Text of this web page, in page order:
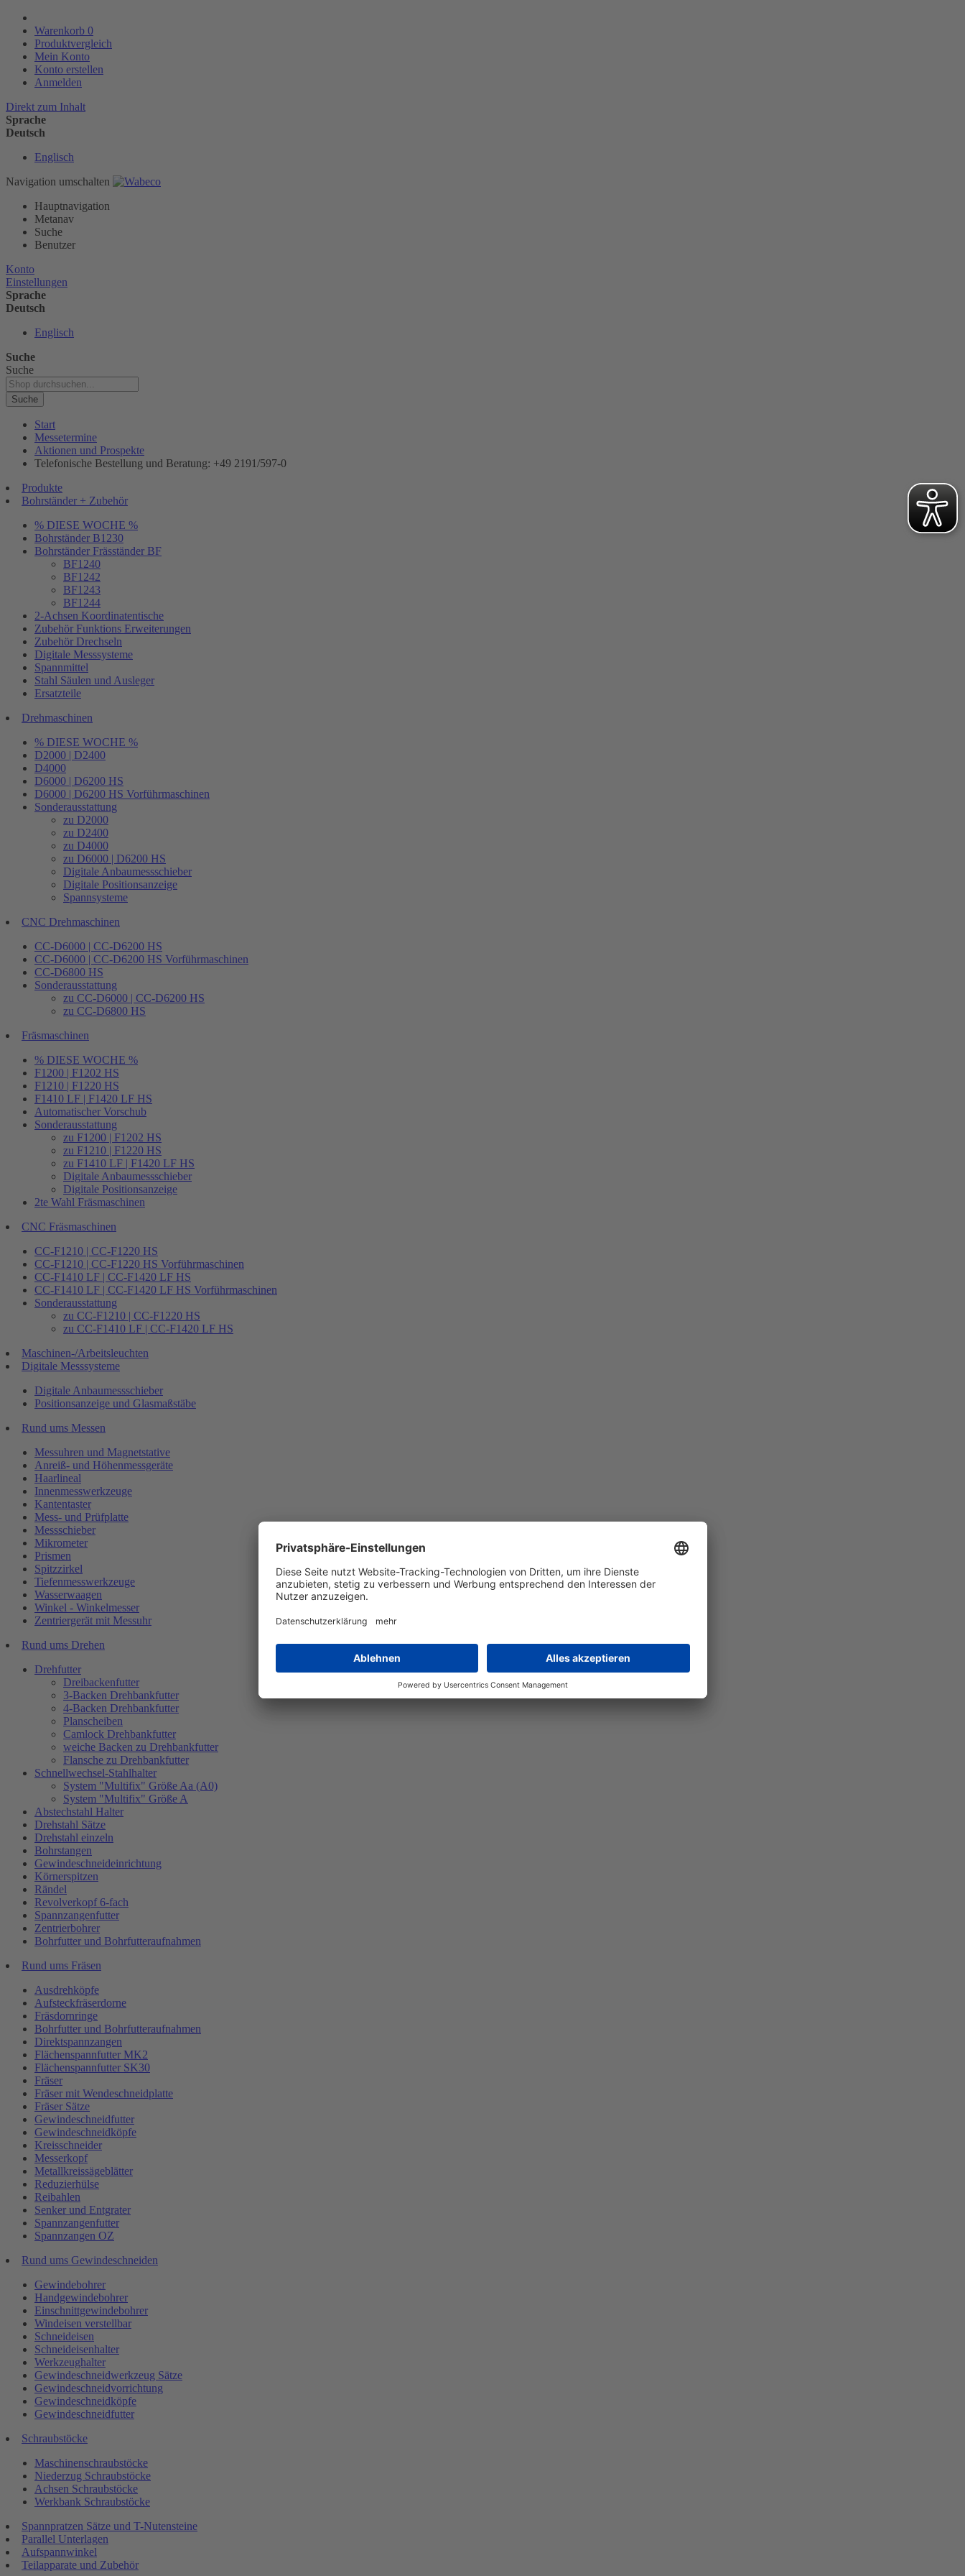
Warenkorb 0
Produktvergleich
Mein Konto
Konto erstellen
Anmelden
Direkt zum Inhalt
Sprache
Deutsch
Englisch
Navigation umschalten
Hauptnavigation
Metanav
Suche
Benutzer
Konto
Einstellungen
Sprache
Deutsch
Englisch
Suche
Suche
Suche
Start
Messetermine
Aktionen und Prospekte
Telefonische Bestellung und Beratung: +49 2191/597-0
Produkte
Bohrständer + Zubehör
% DIESE WOCHE %
Bohrständer B1230
Bohrständer Fräsständer BF
BF1240
BF1242
BF1243
BF1244
2-Achsen Koordinatentische
Zubehör Funktions Erweiterungen
Zubehör Drechseln
Digitale Messsysteme
Spannmittel
Stahl Säulen und Ausleger
Ersatzteile
Drehmaschinen
% DIESE WOCHE %
D2000 | D2400
D4000
D6000 | D6200 HS
D6000 | D6200 HS Vorführmaschinen
Sonderausstattung
zu D2000
zu D2400
zu D4000
zu D6000 | D6200 HS
Digitale Anbaumessschieber
Digitale Positionsanzeige
Spannsysteme
CNC Drehmaschinen
CC-D6000 | CC-D6200 HS
CC-D6000 | CC-D6200 HS Vorführmaschinen
CC-D6800 HS
Sonderausstattung
zu CC-D6000 | CC-D6200 HS
zu CC-D6800 HS
Fräsmaschinen
% DIESE WOCHE %
F1200 | F1202 HS
F1210 | F1220 HS
F1410 LF | F1420 LF HS
Automatischer Vorschub
Sonderausstattung
zu F1200 | F1202 HS
zu F1210 | F1220 HS
zu F1410 LF | F1420 LF HS
Digitale Anbaumessschieber
Digitale Positionsanzeige
2te Wahl Fräsmaschinen
CNC Fräsmaschinen
CC-F1210 | CC-F1220 HS
CC-F1210 | CC-F1220 HS Vorführmaschinen
CC-F1410 LF | CC-F1420 LF HS
CC-F1410 LF | CC-F1420 LF HS Vorführmaschinen
Sonderausstattung
zu CC-F1210 | CC-F1220 HS
zu CC-F1410 LF | CC-F1420 LF HS
Maschinen-/Arbeitsleuchten
Digitale Messsysteme
Digitale Anbaumessschieber
Positionsanzeige und Glasmaßstäbe
Rund ums Messen
Messuhren und Magnetstative
Anreiß- und Höhenmessgeräte
Haarlineal
Innenmesswerkzeuge
Kantentaster
Mess- und Prüfplatte
Messschieber
Mikrometer
Prismen
Spitzzirkel
Tiefenmesswerkzeuge
Wasserwaagen
Winkel - Winkelmesser
Zentriergerät mit Messuhr
Rund ums Drehen
Drehfutter
Dreibackenfutter
3-Backen Drehbankfutter
4-Backen Drehbankfutter
Planscheiben
Camlock Drehbankfutter
weiche Backen zu Drehbankfutter
Flansche zu Drehbankfutter
Schnellwechsel-Stahlhalter
System "Multifix" Größe Aa (A0)
System "Multifix" Größe A
Abstechstahl Halter
Drehstahl Sätze
Drehstahl einzeln
Bohrstangen
Gewindeschneideinrichtung
Körnerspitzen
Rändel
Revolverkopf 6-fach
Spannzangenfutter
Zentrierbohrer
Bohrfutter und Bohrfutteraufnahmen
Rund ums Fräsen
Ausdrehköpfe
Aufsteckfräserdorne
Fräsdornringe
Bohrfutter und Bohrfutteraufnahmen
Direktspannzangen
Flächenspannfutter MK2
Flächenspannfutter SK30
Fräser
Fräser mit Wendeschneidplatte
Fräser Sätze
Gewindeschneidfutter
Gewindeschneidköpfe
Kreisschneider
Messerkopf
Metallkreissägeblätter
Reduzierhülse
Reibahlen
Senker und Entgrater
Spannzangenfutter
Spannzangen OZ
Rund ums Gewindeschneiden
Gewindebohrer
Handgewindebohrer
Einschnittgewindebohrer
Windeisen verstellbar
Schneideisen
Schneideisenhalter
Werkzeughalter
Gewindeschneidwerkzeug Sätze
Gewindeschneidvorrichtung
Gewindeschneidköpfe
Gewindeschneidfutter
Schraubstöcke
Maschinenschraubstöcke
Niederzug Schraubstöcke
Achsen Schraubstöcke
Werkbank Schraubstöcke
Spannpratzen Sätze und T-Nutensteine
Parallel Unterlagen
Aufspannwinkel
Teilapparate und Zubehör